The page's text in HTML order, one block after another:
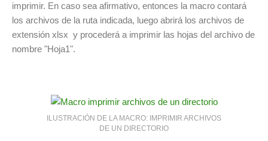
imprimir. En caso sea afirmativo, entonces la macro contará
los archivos de la ruta indicada, luego abrirá los archivos de
extensión xlsx y procederá a imprimir las hojas del archivo de
nombre "Hoja1".
ILUSTRACIÓN DE LA MACRO: IMPRIMIR ARCHIVOS
DE UN DIRECTORIO